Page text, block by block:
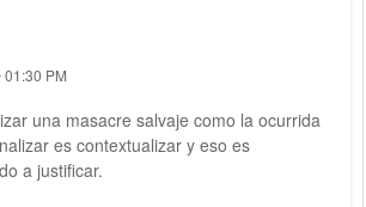
01:30 PM
una masacre salvaje como la ocurrida
es contextualizar y eso es
a justificar.